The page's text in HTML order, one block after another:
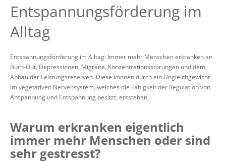
Entspannungsförderung im
Alltag
Entspannungsförderung im Alltag: Immer mehr Menschen erkranken an
Burn-Out, Depressionen, Migräne, Konzentrationsstörungen und dem
Abbau der Leistungsreserven. Diese können durch ein Ungleichgewicht
im vegetativen Nervensystem, welches die Fähigkeit der Regulation von
Anspannung und Entspannung besitzt, entstehen.
Warum erkranken eigentlich
immer mehr Menschen oder sind
sehr gestresst?